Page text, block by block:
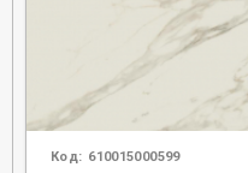
Код: 610015000599